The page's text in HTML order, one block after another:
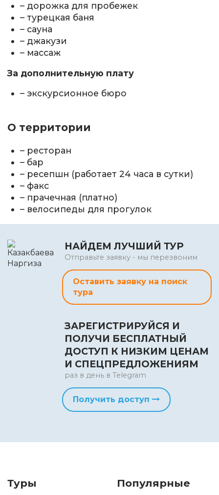
– дорожка для пробежек
– турецкая баня
– сауна
– джакузи
– массаж
За дополнительную плату
– экскурсионное бюро
О территории
– ресторан
– бар
– ресепшн (работает 24 часа в сутки)
– факс
– прачечная (платно)
– велосипеды для прогулок
НАЙДЕМ ЛУЧШИЙ ТУР
Отправьте заявку - мы перезвоним
Оставить заявку на поиск
тура
ЗАРЕГИСТРИРУЙСЯ И
ПОЛУЧИ БЕСПЛАТНЫЙ
ДОСТУП К НИЗКИМ ЦЕНАМ
И СПЕЦПРЕДЛОЖЕНИЯМ
раз в день в Telegram
Получить доступ
Туры
Популярные